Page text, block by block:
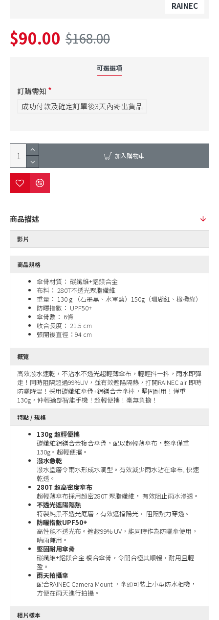
RAINEC
$90.00 $168.00
可選選項
訂購需知
成功付款及確定訂單後3天內寄出貨品
加入購物車
商品描述
影片
商品規格
傘骨材質： 碳纖維+鋁鎂合金
布料： 280T不透光聚脂纖維
重量： 130 g （石墨黑、水軍藍）150g（珊瑚紅、橄欖綠）
防曝指數： UPF50+
傘骨數： 6條
收合長度： 21.5 cm
張開後直徑：94 cm
概覽
高效潑水速乾，不沾水不透光超輕薄傘布，輕輕抖一抖，雨水即彈
走！同時阻隔超過99%UV，並有效遮陽隔熱，打開RAINEC air 即時
防曬降溫！採用碳纖維傘骨+鋁鎂合金傘棒，堅固耐用！僅重
130g，仲輕過部智能手機！超輕便攜！毫無負擔！
特點 / 規格
130g 超輕便攜
碳纖維鋁鎂合金複合傘骨，配以超輕薄傘布，整傘僅重
130g。超輕便攜。
潑水急乾
潑水塗層令雨水形成水滴型。有效減少雨水沾在傘布, 快速
乾透。
280T 超高密度傘布
超輕薄傘布採用超密280T 聚脂纖維， 有效阻止雨水滲透。
不透光遮陽隔熱
特製純黑不透光底層，有效遮擋陽光， 阻隔熱力穿透。
防曬指數UPF50+
高性能不透光布。遮蔽99% UV，能同時作為防曬傘使用，
晴雨兼用。
堅固耐用傘骨
碳纖維+鋁鎂合金 複合傘骨，令開合極其順暢，耐用且輕
盈。
雨天拍攝傘
配合RAINEC Camera Mount ，傘頭可裝上小型防水相機，
方便在雨天進行拍攝。
相片樣本